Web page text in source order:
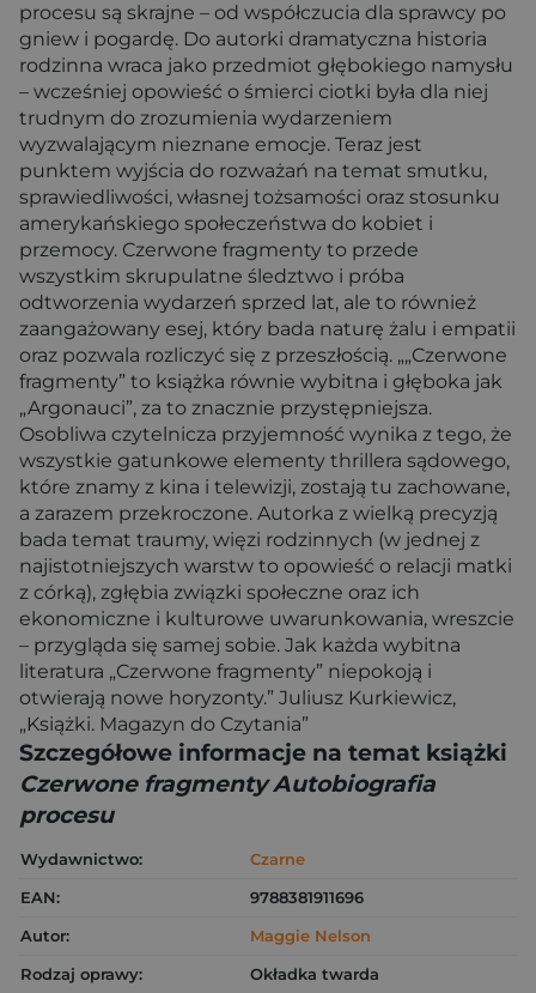
procesu są skrajne – od współczucia dla sprawcy po
gniew i pogardę. Do autorki dramatyczna historia
rodzinna wraca jako przedmiot głębokiego namysłu
– wcześniej opowieść o śmierci ciotki była dla niej
trudnym do zrozumienia wydarzeniem
wyzwalającym nieznane emocje. Teraz jest
punktem wyjścia do rozważań na temat smutku,
sprawiedliwości, własnej tożsamości oraz stosunku
amerykańskiego społeczeństwa do kobiet i
przemocy. Czerwone fragmenty to przede
wszystkim skrupulatne śledztwo i próba
odtworzenia wydarzeń sprzed lat, ale to również
zaangażowany esej, który bada naturę żalu i empatii
oraz pozwala rozliczyć się z przeszłością. „„Czerwone
fragmenty” to książka równie wybitna i głęboka jak
„Argonauci”, za to znacznie przystępniejsza.
Osobliwa czytelnicza przyjemność wynika z tego, że
wszystkie gatunkowe elementy thrillera sądowego,
które znamy z kina i telewizji, zostają tu zachowane,
a zarazem przekroczone. Autorka z wielką precyzją
bada temat traumy, więzi rodzinnych (w jednej z
najistotniejszych warstw to opowieść o relacji matki
z córką), zgłębia związki społeczne oraz ich
ekonomiczne i kulturowe uwarunkowania, wreszcie
– przygląda się samej sobie. Jak każda wybitna
literatura „Czerwone fragmenty” niepokoją i
otwierają nowe horyzonty.” Juliusz Kurkiewicz,
„Książki. Magazyn do Czytania”
Szczegółowe informacje na temat książki
Czerwone fragmenty Autobiografia
procesu
Wydawnictwo:
Czarne
EAN:
9788381911696
Autor:
Maggie Nelson
Rodzaj oprawy:
Okładka twarda